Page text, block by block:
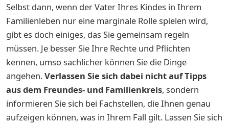
Selbst dann, wenn der Vater Ihres Kindes in Ihrem
Familienleben nur eine marginale Rolle spielen wird,
gibt es doch einiges, das Sie gemeinsam regeln
müssen. Je besser Sie Ihre Rechte und Pflichten
kennen, umso sachlicher können Sie die Dinge
angehen.Verlassen Sie sich dabei nicht auf Tipps
aus dem Freundes- und Familienkreis, sondern
informieren Sie sich bei Fachstellen, die Ihnen genau
aufzeigen können, was in Ihrem Fall gilt. Lassen Sie sich